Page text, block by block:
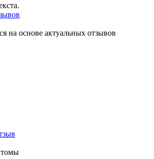
на основе актуальных отзывов